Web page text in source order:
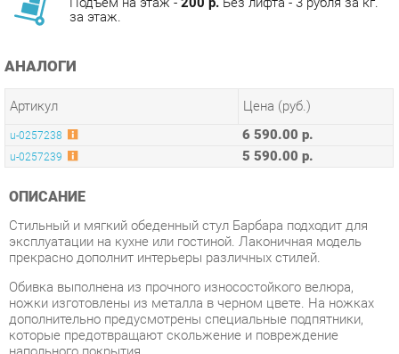
АНАЛОГИ
u-0257239 5 590.00 р.
ОПИСАНИЕ
Стильный и мягкий обеденный стул Барбара подходит для
прекрасно дополнит интерьеры различных стилей.
Обивка выполнена из прочного износостойкого велюра,
ножки изготовлены из металла в черном цвете. На ножках
дополнительно предусмотрены специальные подпятники,
напольного покрытия.
Условия покупки
Благодаря качественным фото, исчерпывающей информации